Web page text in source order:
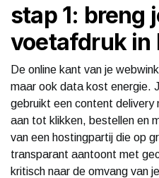
stap 1: breng
voetafdruk in
De online kant van je
maar ook data kost energie.
gebruikt een content
aan tot klikken, bestellen en
van een hostingpartij die op
transparant aantoont met
kritisch naar de omvang van